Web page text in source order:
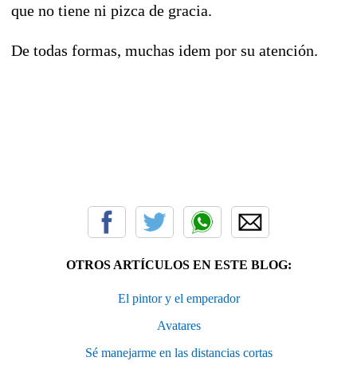
que no tiene ni pizca de gracia.
De todas formas, muchas idem por su atención.
OTROS ARTÍCULOS EN ESTE BLOG:
El pintor y el emperador
Avatares
Sé manejarme en las distancias cortas